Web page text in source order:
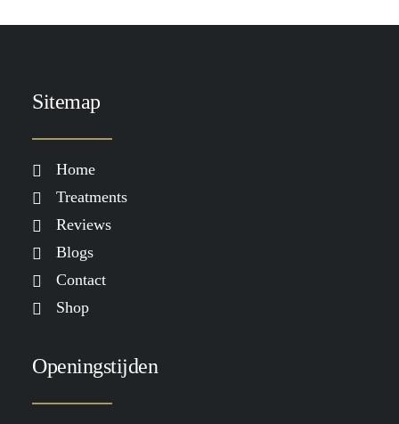
Sitemap
Home
Treatments
Reviews
Blogs
Contact
Shop
Openingstijden